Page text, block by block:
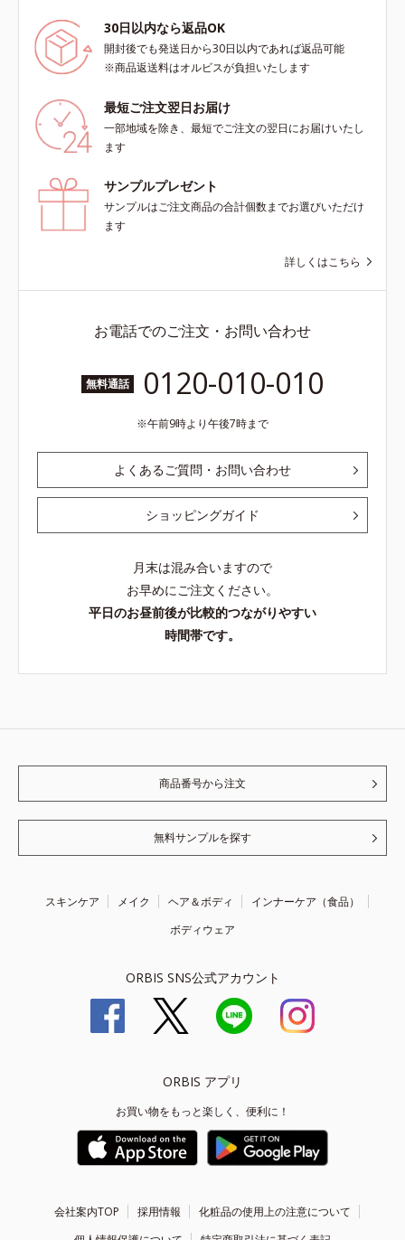
合＝セミマット肌を叶える球状と板
状の粉体*2 シリカ6種類、セルロー
ス*3 シリカ配合＝皮脂を吸着する
30日以内なら返品OK
開封後でも発送日から30日以内であれば返品可能
※商品返送料はオルビスが負担いたします
最短ご注文翌日お届け
一部地域を除き、最短でご注文の翌日にお届けいたし
ます
サンプルプレゼント
サンプルはご注文商品の合計個数までお選びいただけ
ます
詳しくはこちら
お電話でのご注文・お問い合わせ
無料通話 0120-010-010
午前9時より午後7時まで
よくあるご質問・お問い合わせ
ショッピングガイド
月末は混み合いますので
お早めにご注文ください。
平日のお昼前後が比較的つながりやすい
時間帯です。
商品番号から注文
無料サンプルを探す
スキンケア メイク ヘア＆ボディ
インナーケア（食品）
ボディウェア
ORBIS SNS公式アカウント
ORBIS アプリ
お買い物をもっと楽しく、便利に！
会社案内TOP 採用情報
化粧品の使用上の注意について